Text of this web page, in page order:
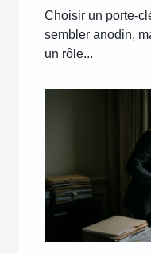
Choisir un porte-
sembler anodin,
un rôle...